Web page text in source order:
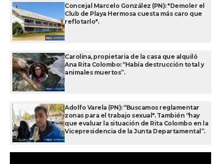
Concejal Marcelo González (PN): "Demoler el
Club de Playa Hermosa cuesta más caro que
reflotarlo".
Carolina, propietaria de la casa que alquiló
Ana Rita Colombo: “Había destrucción total y
animales muertos”.
Adolfo Varela (PN): “Buscamos reglamentar
zonas para el trabajo sexual". También “hay
que evaluar la situación de Rita Colombo en la
Vicepresidencia de la Junta Departamental”.